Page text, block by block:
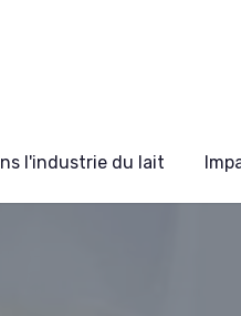
l'industrie du lait